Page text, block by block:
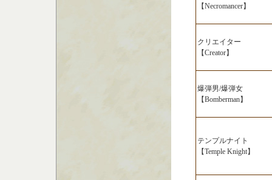
【Necromancer】
クリエイター
【Creator】
爆弾男/爆弾女
【Bomberman】
テンプルナイト
【Temple Knight】